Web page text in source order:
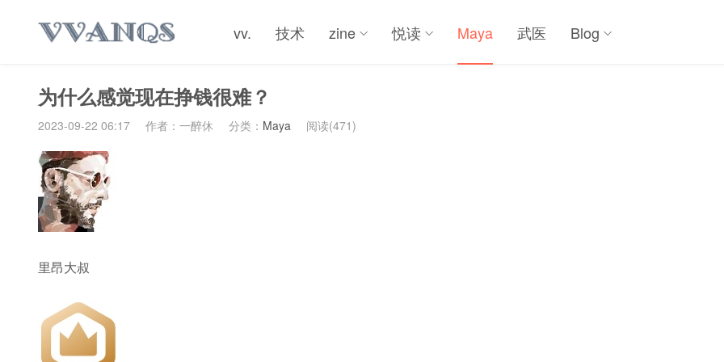
vv. 技术 zine 悦读 Maya 武医 Blog
为什么感觉现在挣钱很难？
2023-09-22 06:17 作者：一醉休 分类： Maya 阅读(471)
里昂大叔